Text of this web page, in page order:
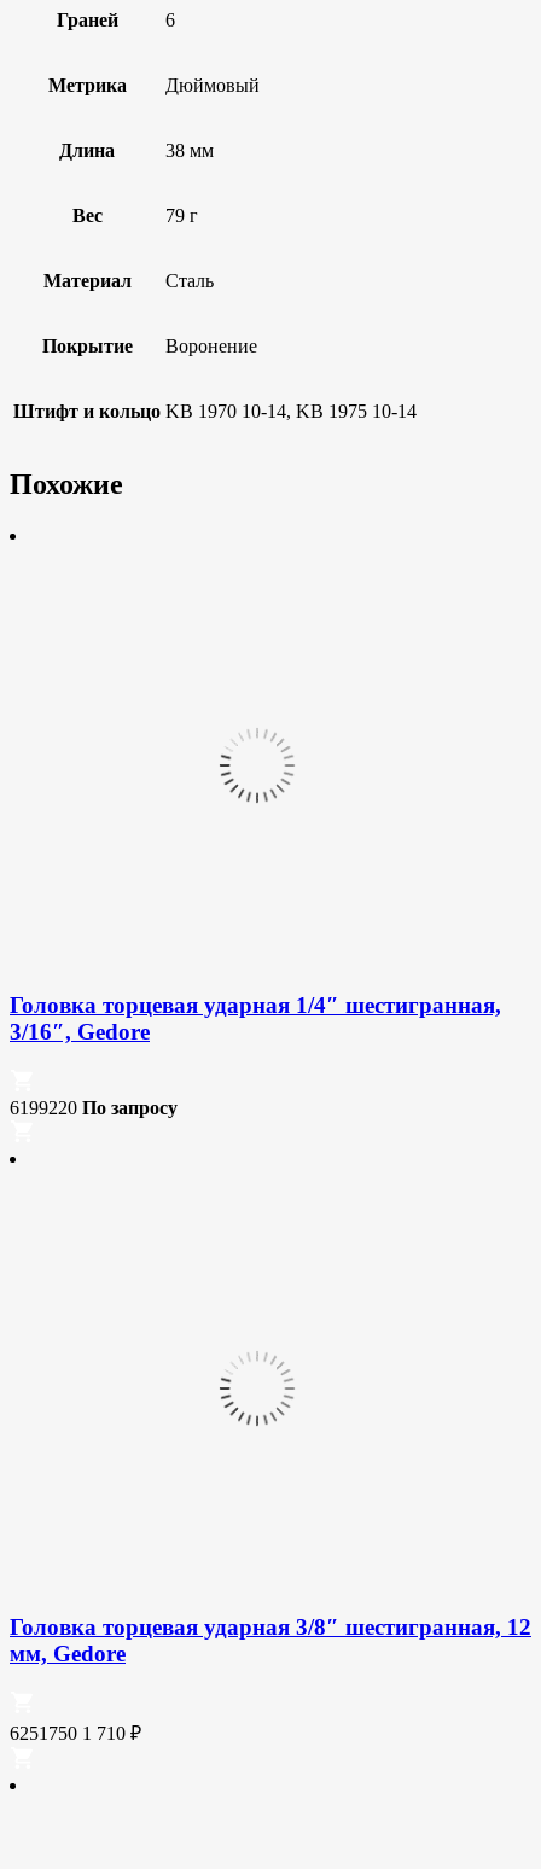
Граней 6
Метрика Дюймовый
Длина 38 мм
Вес 79 г
Материал Сталь
Покрытие Воронение
Штифт и кольцо KB 1970 10-14, KB 1975 10-14
Похожие
Головка торцевая ударная 1/4″ шестигранная,
3/16″, Gedore
6199220 По запросу
Головка торцевая ударная 3/8″ шестигранная, 12
мм, Gedore
6251750 1 710 ₽